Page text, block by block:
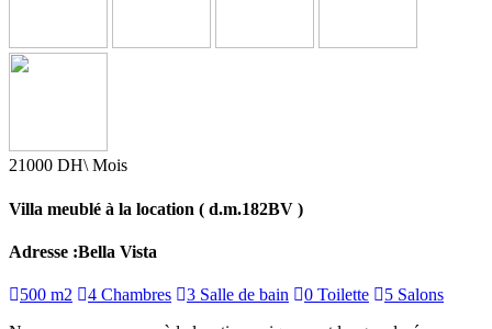
21000 DH\ Mois
Villa meublé à la location ( d.m.182BV )
Adresse :Bella Vista
500 m2 4 Chambres 3 Salle de bain 0 Toilette
5 Salons